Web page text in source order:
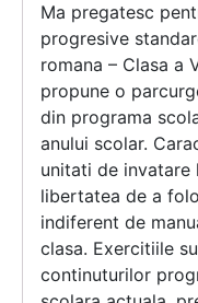
Ma pregatesc
progresive
romana – Clasa a
propune o
din programa
anului scolar.
unitati de
libertatea de a
indiferent de
clasa. Exercitiile
continuturilor